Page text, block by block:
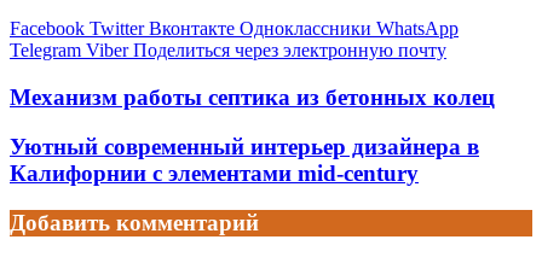
Facebook Twitter Вконтакте Одноклассники WhatsApp
Telegram Viber Поделиться через электронную почту
Механизм работы септика из бетонных колец
Уютный современный интерьер дизайнера в
Калифорнии с элементами mid-century
Добавить комментарий